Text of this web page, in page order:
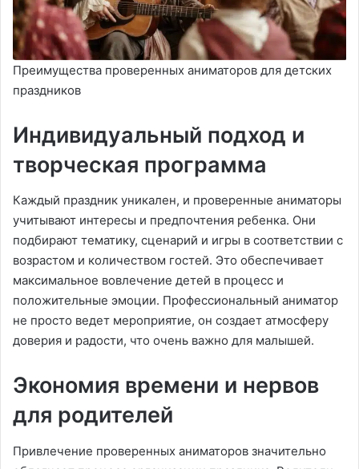
Преимущества проверенных аниматоров для детских
праздников
Индивидуальный подход и
творческая программа
Каждый праздник уникален, и проверенные аниматоры
учитывают интересы и предпочтения ребенка. Они
подбирают тематику, сценарий и игры в соответствии с
возрастом и количеством гостей. Это обеспечивает
максимальное вовлечение детей в процесс и
положительные эмоции. Профессиональный аниматор
не просто ведет мероприятие, он создает атмосферу
доверия и радости, что очень важно для малышей.
Экономия времени и нервов
для родителей
Привлечение проверенных аниматоров значительно